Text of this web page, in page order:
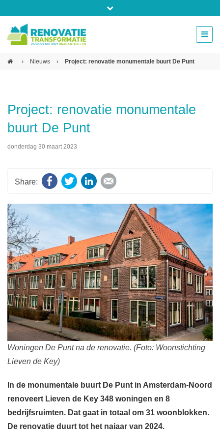
beurs@54events.nl
› Nieuws › Project: renovatie monumentale buurt De Punt
Project: renovatie monumentale
buurt De Punt
donderdag 30 maart 2023
Facebook
Twitter LinkedIn
Woningen De Punt na de renovatie. (Foto: Woonstichting
Lieven de Key)
In de monumentale buurt De Punt in Amsterdam-Noord
renoveert Lieven de Key 348 woningen en 8
bedrijfsruimten. Dat gaat in totaal om 31 woonblokken.
De renovatie duurt tot het najaar van 2024.